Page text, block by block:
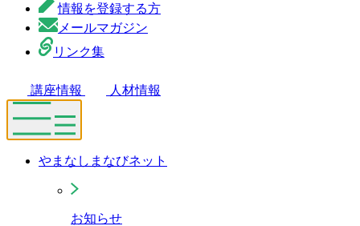
情報を登録する方
メールマガジン
リンク集
講座情報 人材情報
やまなしまなびネット
お知らせ